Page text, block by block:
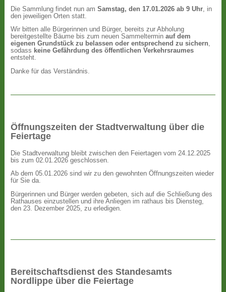
Die Sammlung findet nun amSamstag, den 17.01.2026 ab 9 Uhr , in
den jeweiligen Orten statt.
Wir bitten alle Bürgerinnen und Bürger, bereits zur Abholung
bereitgestellte Bäume bis zum neuen Sammelterminauf dem
eigenen Grundstück zu belassen oder entsprechend zu sichern,
sodass keine Gefährdung des öffentlichen Verkehrsraumes
entsteht.
Danke für das Verständnis.
Öffnungszeiten der Stadtverwaltung über die
Feiertage
Die Stadtverwaltung bleibt zwischen den Feiertagen vom 24.12.2025
bis zum 02.01.2026 geschlossen.
Ab dem 05.01.2026 sind wir zu den gewohnten Öffnungszeiten wieder
für Sie da.
Bürgerinnen und Bürger werden gebeten, sich auf die Schließung des
Rathauses einzustellen und ihre Anliegen im rathaus bis Diensteg,
den 23. Dezember 2025, zu erledigen.
Bereitschaftsdienst des Standesamts
Nordlippe über die Feiertage